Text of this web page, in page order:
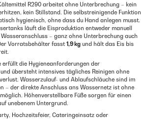
R290 arbeitet ohne Unterbrechung – kein
kein Stillstand. Die selbstreinigende Funktion
hygienisch, ohne dass du Hand anlegen musst.
läuft die Eisproduktion entweder manuell
– ganz ohne Unterbrechung auch
Vorratsbehälter fasst 1,9 kg und hält das Eis bis
erfüllt die Hygieneanforderungen der
übersteht intensives tägliches Reinigen ohne
Wasserzulauf- und Ablaufschläuche sind im
– der direkte Anschluss ans Wassernetz ist ohne
Höhenverstellbare Füße sorgen für einen
unebenem Untergrund.
Hochzeitsfeier, Cateringeinsatz oder